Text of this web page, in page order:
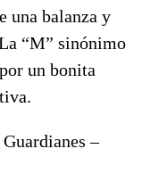
una balanza y
“M” sinónimo
un bonita